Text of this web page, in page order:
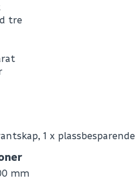
tre
1 x
mm